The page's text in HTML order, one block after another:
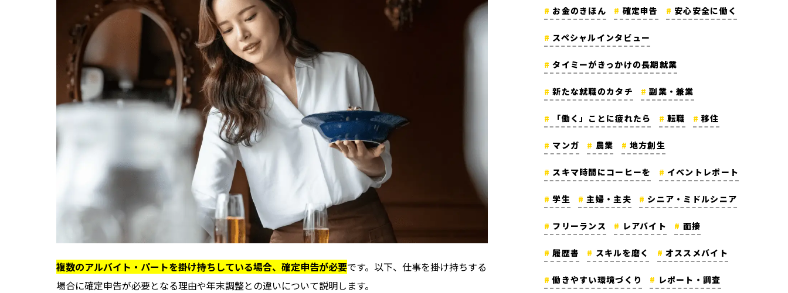
複数のアルバイト・パートを掛け持ちしている場合、確定申告が必要です。以下、仕事を掛け持ちする
場合に確定申告が必要となる理由や年末調整との違いについて説明します。
お金のきほん 確定申告 安心安全に働く
スペシャルインタビュー
タイミーがきっかけの長期就業
新たな就職のカタチ 副業・兼業
「働く」ことに疲れたら 転職 移住
マンガ 農業 地方創生
スキマ時間にコーヒーを イベントレポート
学生 主婦・主夫 シニア・ミドルシニア
フリーランス レアバイト 面接
履歴書 スキルを磨く オススメバイト
働きやすい環境づくり レポート・調査